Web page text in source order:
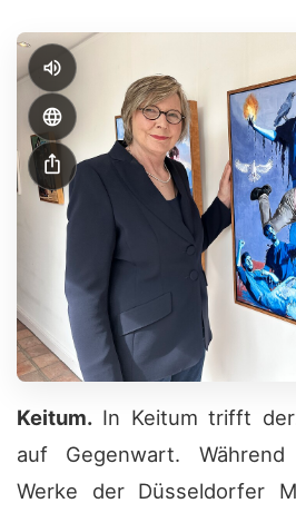
volume_up
language
ios_share
Keitum. In Keitum trifft
auf Gegenwart.
Werke der Düsseldorfer